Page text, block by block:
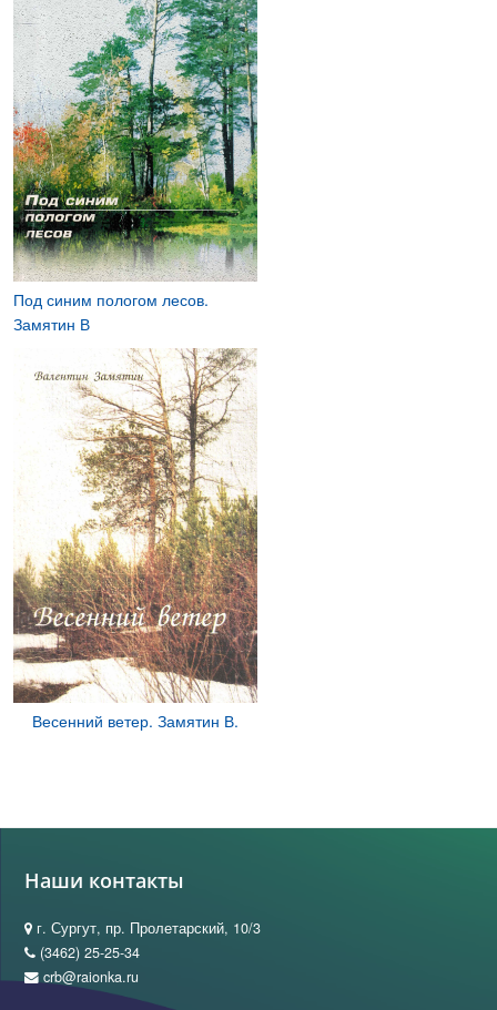
Под синим пологом лесов.
Замятин В
Весенний ветер. Замятин В.
Наши контакты
г. Сургут, пр. Пролетарский, 10/3
(3462) 25-25-34
crb@raionka.ru